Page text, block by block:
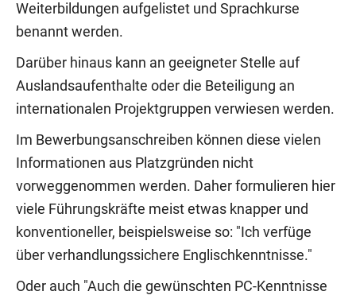
Weiterbildungen aufgelistet und Sprachkurse
benannt werden.
Darüber hinaus kann an geeigneter Stelle auf
Auslandsaufenthalte oder die Beteiligung an
internationalen Projektgruppen verwiesen werden.
Im Bewerbungsanschreiben können diese vielen
Informationen aus Platzgründen nicht
vorweggenommen werden. Daher formulieren hier
viele Führungskräfte meist etwas knapper und
konventioneller, beispielsweise so: "Ich verfüge
über verhandlungssichere Englischkenntnisse."
Oder auch "Auch die gewünschten PC-Kenntnisse